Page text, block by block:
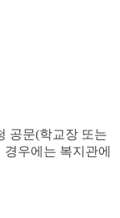
공문(학교장 또는
우에는 복지관에